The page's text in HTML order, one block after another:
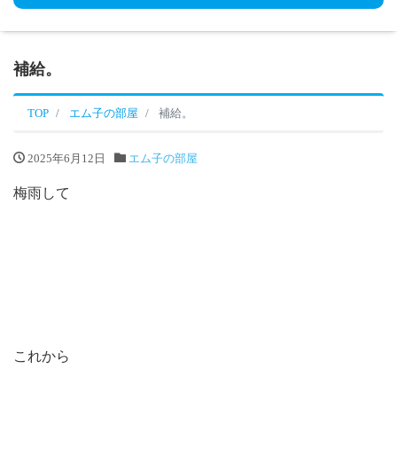
補給。
TOP エム子の部屋 補給。
2025年6月12日 エム子の部屋
梅雨して
これから